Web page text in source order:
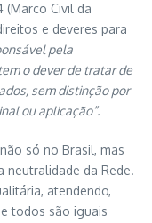
(Marco Civil da
e deveres para
pela
o dever de tratar de
sem distinção por
ou aplicação”.
só no Brasil, mas
neutralidade da Rede.
atendendo,
todos são iguais